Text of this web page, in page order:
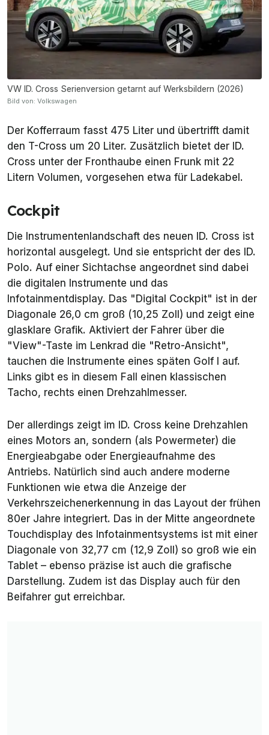
VW ID. Cross Serienversion getarnt auf Werksbildern (2026)
Bild von: Volkswagen
Der Kofferraum fasst 475 Liter und übertrifft damit
den T-Cross um 20 Liter. Zusätzlich bietet der ID.
Cross unter der Fronthaube einen Frunk mit 22
Litern Volumen, vorgesehen etwa für Ladekabel.
Cockpit
Die Instrumentenlandschaft des neuen ID. Cross ist
horizontal ausgelegt. Und sie entspricht der des ID.
Polo. Auf einer Sichtachse angeordnet sind dabei
die digitalen Instrumente und das
Infotainmentdisplay. Das "Digital Cockpit" ist in der
Diagonale 26,0 cm groß (10,25 Zoll) und zeigt eine
glasklare Grafik. Aktiviert der Fahrer über die
"View"-Taste im Lenkrad die "Retro-Ansicht",
tauchen die Instrumente eines späten Golf I auf.
Links gibt es in diesem Fall einen klassischen
Tacho, rechts einen Drehzahlmesser.
Der allerdings zeigt im ID. Cross keine Drehzahlen
eines Motors an, sondern (als Powermeter) die
Energieabgabe oder Energieaufnahme des
Antriebs. Natürlich sind auch andere moderne
Funktionen wie etwa die Anzeige der
Verkehrszeichenerkennung in das Layout der frühen
80er Jahre integriert. Das in der Mitte angeordnete
Touchdisplay des Infotainmentsystems ist mit einer
Diagonale von 32,77 cm (12,9 Zoll) so groß wie ein
Tablet – ebenso präzise ist auch die grafische
Darstellung. Zudem ist das Display auch für den
Beifahrer gut erreichbar.